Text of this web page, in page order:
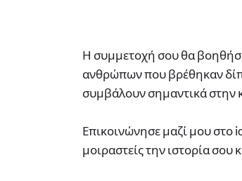
Η συμμετοχή σου θα
ανθρώπων που βρέθηκαν
συμβάλουν σημαντικά στην
Επικοινώνησε μαζί μου στο
μοιραστείς την ιστορία σου